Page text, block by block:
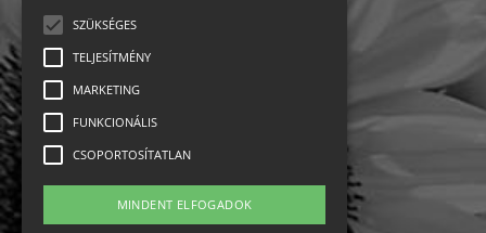
Impresszum-kapcsolat
English
SZÜKSÉGES
TELJESÍTMÉNY
MARKETING
FUNKCIONÁLIS
CSOPORTOSÍTATLAN
MINDENT ELFOGADOK